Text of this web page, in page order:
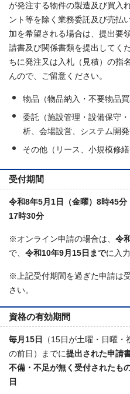
が発注する物件の製造及び買入
ント等を除く業務委託及び売払
加を希望される場合は、提出要
請書及び関係書類を提出してく
ちに発注又は入札（見積）の指
んので、ご留意ください。
物品（物品納入・不要物品買
委託（施設管理・設備保守
析、会場設営、システム開発
その他（リース、小規模修繕
受付期間
令和8年5月1日（金曜）8時45
17時30分
※オンライン申請の場合は、 令
で、 令和10年9月15日までに入
※上記受付期間を過ぎた申請は
さい。
資格の有効期間
毎月15日
（15日が土曜・日曜
の前日）までに提出された申請
不備・不足が無く受付されたも
日